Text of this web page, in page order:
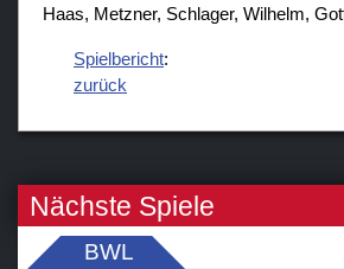
Haas, Metzner, Schlager, Wilhelm,
Spielbericht:
zurück
Nächste Spiele
BWL